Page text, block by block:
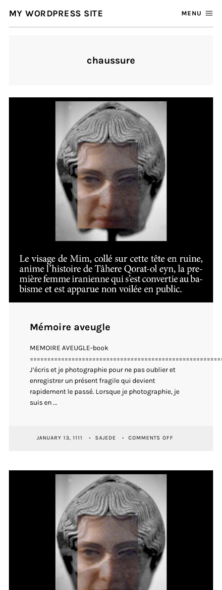
MY WORDPRESS SITE MENU
chaussure
Mémoire aveugle
MEMOIRE AVEUGLE-book
J’écris et je photographie pour ne pas oublier et
enregistrer un présent fragile qui devient
rapidement le passé. Lorsque je photographie, je
suis en ...
JANUARY 13, 1111 SAJEDE COMMENTS OFFON